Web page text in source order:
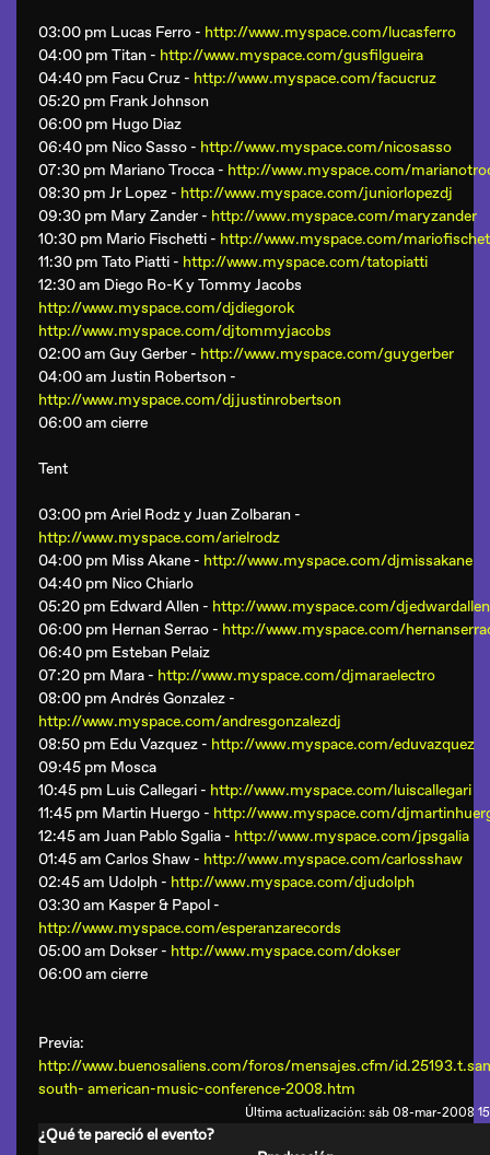
03:00 pm Lucas Ferro - http://www.myspace.com/lucasferro
04:00 pm Titan - http://www.myspace.com/gusfilgueira
04:40 pm Facu Cruz - http://www.myspace.com/facucruz
05:20 pm Frank Johnson
06:00 pm Hugo Diaz
06:40 pm Nico Sasso - http://www.myspace.com/nicosasso
07:30 pm Mariano Trocca - http://www.myspace.com/
08:30 pm Jr Lopez - http://www.myspace.com/juniorlopezdj
09:30 pm Mary Zander - http://www.myspace.com/maryzander
10:30 pm Mario Fischetti - http://www.myspace.com/
11:30 pm Tato Piatti - http://www.myspace.com/tatopiatti
12:30 am Diego Ro-K y Tommy Jacobs
http://www.myspace.com/djdiegorok
http://www.myspace.com/djtommyjacobs
02:00 am Guy Gerber - http://www.myspace.com/guygerber
04:00 am Justin Robertson -
http://www.myspace.com/djjustinrobertson
06:00 am cierre
Tent
03:00 pm Ariel Rodz y Juan Zolbaran -
http://www.myspace.com/arielrodz
04:00 pm Miss Akane - http://www.myspace.com/djmissakane
04:40 pm Nico Chiarlo
05:20 pm Edward Allen - http://www.myspace.com/djedwardallen
06:00 pm Hernan Serrao - http://www.myspace.com/
06:40 pm Esteban Pelaiz
07:20 pm Mara - http://www.myspace.com/djmaraelectro
08:00 pm Andrés Gonzalez -
http://www.myspace.com/andresgonzalezdj
08:50 pm Edu Vazquez - http://www.myspace.com/eduvazquez
09:45 pm Mosca
10:45 pm Luis Callegari - http://www.myspace.com/luiscallegari
11:45 pm Martin Huergo - http://www.myspace.com/
12:45 am Juan Pablo Sgalia - http://www.myspace.com/jpsgalia
01:45 am Carlos Shaw - http://www.myspace.com/carlosshaw
02:45 am Udolph - http://www.myspace.com/djudolph
03:30 am Kasper & Papol -
http://www.myspace.com/esperanzarecords
05:00 am Dokser - http://www.myspace.com/dokser
06:00 am cierre
Previa:
http://www.buenosaliens.com/foros/mensajes.cfm/
south- american-music-conference-2008.htm
Última actualización: sáb 08-mar-2008
¿Qué te pareció el evento?